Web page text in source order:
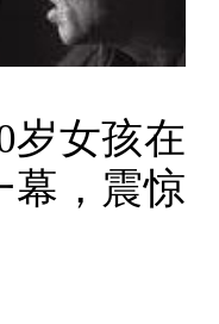
岁女孩在
幕，震惊